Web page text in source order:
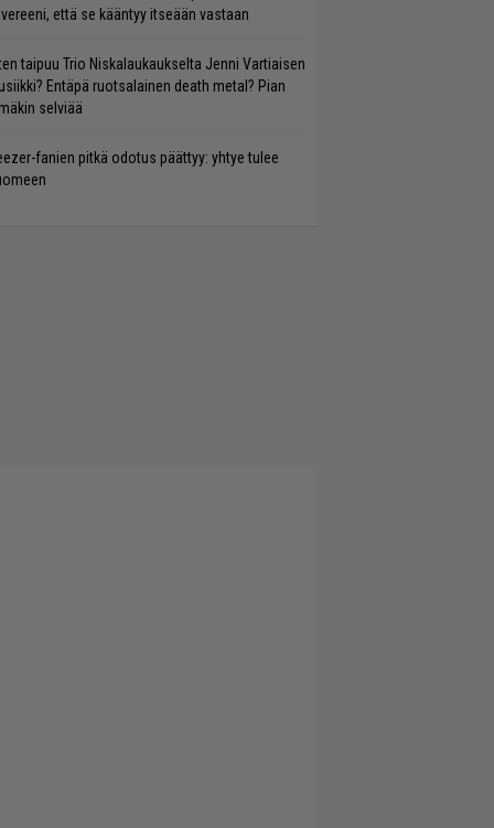
että se kääntyy itseään vastaan
taipuu Trio Niskalaukaukselta Jenni Vartiaisen
Entäpä ruotsalainen death metal? Pian
selviää
fanien pitkä odotus päättyy: yhtye tulee